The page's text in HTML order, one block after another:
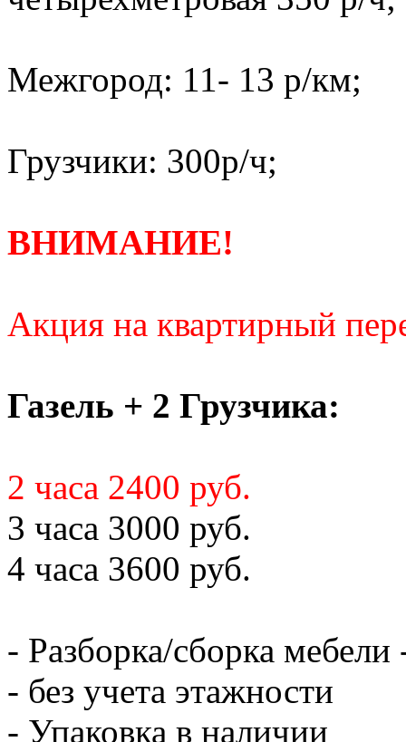
Межгород: 11- 13 р/км;
Грузчики: 300р/ч;
ВНИМАНИЕ!
Акция на квартирный
Газель + 2 Грузчика:
2 часа 2400 руб.
3 часа 3000 руб.
4 часа 3600 руб.
- Разборка/сборка мебели
- без учета этажности
- Упаковка в наличии